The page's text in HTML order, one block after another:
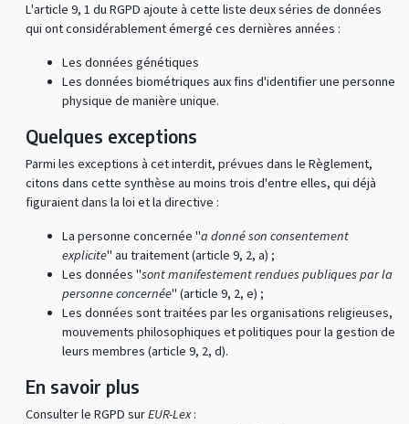
L'article 9, 1 du RGPD ajoute à cette liste deux séries de données
qui ont considérablement émergé ces dernières années :
Les données génétiques
Les données biométriques aux fins d'identifier une personne
physique de manière unique.
Quelques exceptions
Parmi les exceptions à cet interdit, prévues dans le Règlement,
citons dans cette synthèse au moins trois d'entre elles, qui déjà
figuraient dans la loi et la directive :
La personne concernée "a donné son consentement
explicite" au traitement (article 9, 2, a) ;
Les données "sont manifestement rendues publiques par la
personne concernée" (article 9, 2, e) ;
Les données sont traitées par les organisations religieuses,
mouvements philosophiques et politiques pour la gestion de
leurs membres (article 9, 2, d).
En savoir plus
Consulter le RGPD surEUR-Lex: